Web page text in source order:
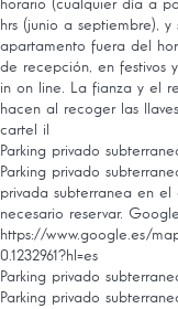
horario (cualquier día a
hrs (junio a septiembre),
apartamento fuera del
de recepción, en festivos
in on line. La fianza y el
hacen al recoger las
cartel il
Parking privado
Parking privado
privada subterranea en el
necesario reservar.
https://www.google.es/
0.1232961?hl=es
Parking privado
Parking privado